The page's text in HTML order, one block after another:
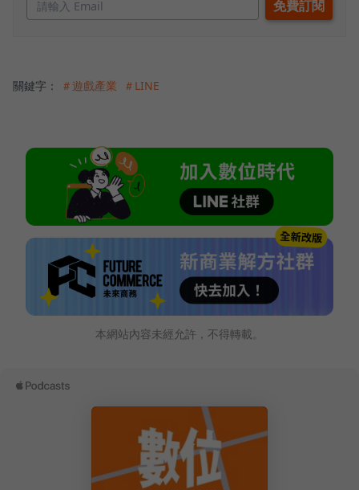
關鍵字： ＃遊戲產業 ＃LINE
本網站內容未經允許，不得轉載。